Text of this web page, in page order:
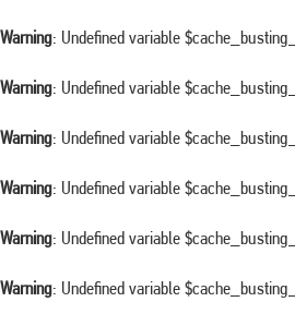
Warning: Undefined variable
Warning: Undefined variable
Warning: Undefined variable
Warning: Undefined variable
Warning: Undefined variable
Warning: Undefined variable